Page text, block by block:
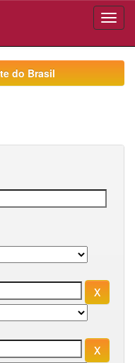
do Brasil